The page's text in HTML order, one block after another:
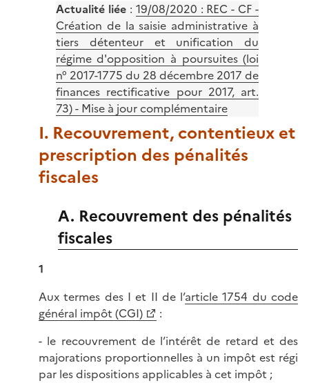
Actualité liée: 19/08/2020 : REC - CF -
Création de la saisie administrative à
tiers détenteur et unification du
régime d'opposition à poursuites (loi
n° 2017-1775 du 28 décembre 2017 de
finances rectificative pour 2017, art.
73) - Mise à jour complémentaire
I. Recouvrement, contentieux et
prescription des pénalités
fiscales
A. Recouvrement des pénalités
fiscales
1
Aux termes des I et II de l’article 1754 du code
général impôt (CGI)
:
- le recouvrement de l’intérêt de retard et des
majorations proportionnelles à un impôt est régi
par les dispositions applicables à cet impôt ;